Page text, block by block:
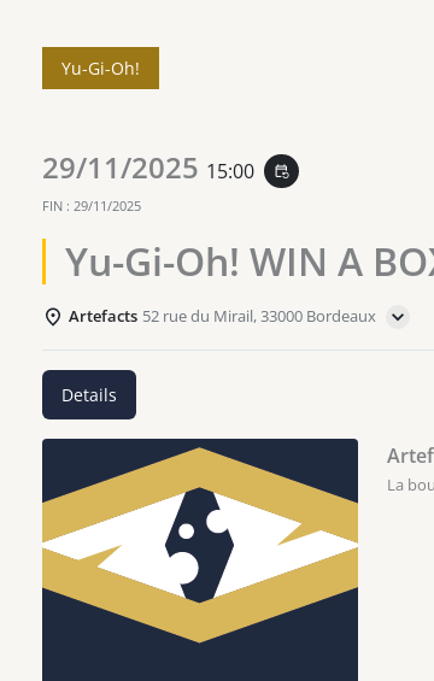
Yu-Gi-Oh!
29/11/2025 15:00 event_repeat
FIN : 29/11/2025
Yu-Gi-Oh! WIN A
Artefacts 52 rue du Mirail, 33000 Bordeaux
Details
La